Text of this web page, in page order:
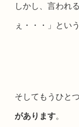
しかし、言われ
ぇ・・・」とい
そしてもうひとつ
があります。